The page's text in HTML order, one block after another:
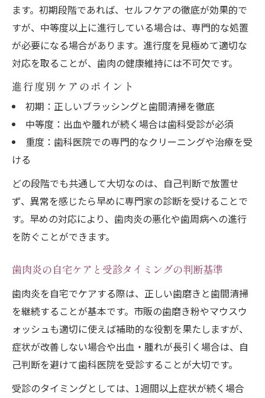
ます。初期段階であれば、セルフケアの徹底が効果的で
すが、中等度以上に進行している場合は、専門的な処置
が必要になる場合があります。進行度を見極めて適切な
対応を取ることが、歯肉の健康維持には不可欠です。
進行度別ケアのポイント
初期：正しいブラッシングと歯間清掃を徹底
中等度：出血や腫れが続く場合は歯科受診が必須
重度：歯科医院での専門的なクリーニングや治療を受
ける
どの段階でも共通して大切なのは、自己判断で放置せ
ず、異常を感じたら早めに専門家の診断を受けることで
す。早めの対応により、歯肉炎の悪化や歯周病への進行
を防ぐことができます。
歯肉炎の自宅ケアと受診タイミングの判断基準
歯肉炎を自宅でケアする際は、正しい歯磨きと歯間清掃
を継続することが基本です。市販の歯磨き粉やマウスウ
ォッシュも適切に使えば補助的な役割を果たしますが、
症状が改善しない場合や出血・腫れが長引く場合は、自
己判断を避けて歯科医院を受診することが大切です。
受診のタイミングとしては、1週間以上症状が続く場合